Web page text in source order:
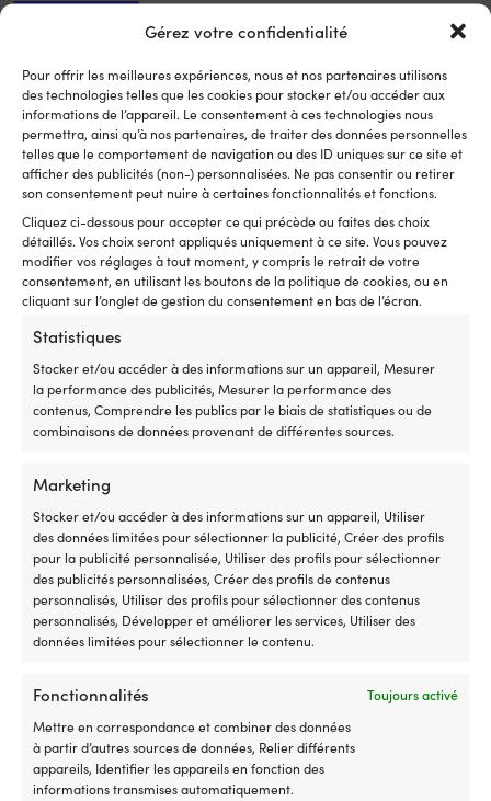
Gérez votre confidentialité
Pour offrir les meilleures expériences, nous et nos partenaires utilisons
des technologies telles que les cookies pour stocker et/ou accéder aux
informations de l’appareil. Le consentement à ces technologies nous
permettra, ainsi qu’à nos partenaires, de traiter des données personnelles
telles que le comportement de navigation ou des ID uniques sur ce site et
afficher des publicités (non-) personnalisées. Ne pas consentir ou retirer
son consentement peut nuire à certaines fonctionnalités et fonctions.
Cliquez ci-dessous pour accepter ce qui précède ou faites des choix
détaillés. Vos choix seront appliqués uniquement à ce site. Vous pouvez
modifier vos réglages à tout moment, y compris le retrait de votre
consentement, en utilisant les boutons de la politique de cookies, ou en
cliquant sur l’onglet de gestion du consentement en bas de l’écran.
Statistiques
Stocker et/ou accéder à des informations sur un appareil, Mesurer
la performance des publicités, Mesurer la performance des
contenus, Comprendre les publics par le biais de statistiques ou de
combinaisons de données provenant de différentes sources.
Marketing
Stocker et/ou accéder à des informations sur un appareil, Utiliser
des données limitées pour sélectionner la publicité, Créer des profils
pour la publicité personnalisée, Utiliser des profils pour sélectionner
des publicités personnalisées, Créer des profils de contenus
personnalisés, Utiliser des profils pour sélectionner des contenus
personnalisés, Développer et améliorer les services, Utiliser des
données limitées pour sélectionner le contenu.
Fonctionnalités
Toujours activé
Mettre en correspondance et combiner des données
à partir d’autres sources de données, Relier différents
appareils, Identifier les appareils en fonction des
informations transmises automatiquement.
Chaise de camping pliable /
chaise de pêche sur glace iFish
IceChair Quattro
69,99€
TVA incl.
Chaise de camping pliable /
chaise de pêche sur glace iFish
IceChair Triad
initial
était :
45,90 €.
TVA incl.
Notre garantie de prix – tout
simplement
Achetez maintenant, comparez le prix plus tard.
Notre garantie de prix est très simple : nous nous
toute tranquillité dès maintenant – si vous le
trouvez moins cher dans un autre magasin dans
un délai de 14 jours, nous ajustons le prix après
votre achat. Aucune condition compliquée.